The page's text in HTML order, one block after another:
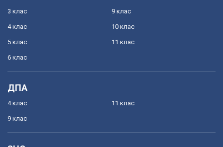
3 клас
4 клас
5 клас
6 клас
9 клас
10 клас
11 клас
ДПА
4 клас
9 клас
11 клас